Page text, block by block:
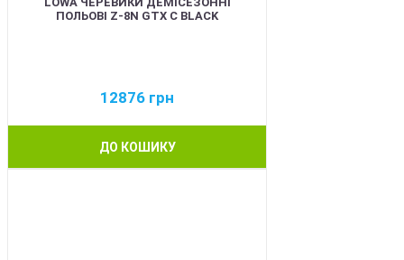
ПОЛЬОВІ Z-8N GTX C BLACK
12876 грн
ДО КОШИКУ